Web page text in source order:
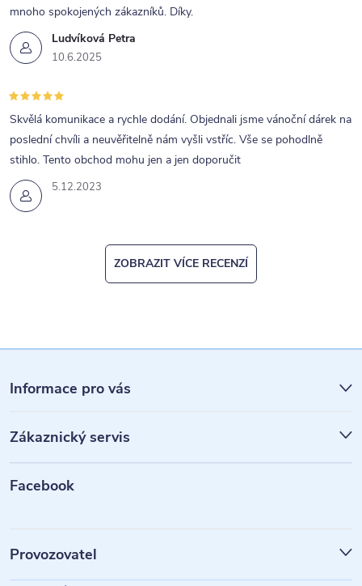
Ludvíková Petra
10.6.2025
mnoho spokojených zákazníků. Díky.
5.12.2023
Skvělá komunikace a rychle dodání. Objednali jsme vánoční dárek na
poslední chvíli a neuvěřitelně nám vyšli vstříc. Vše se pohodlně
stihlo. Tento obchod mohu jen a jen doporučit
ZOBRAZIT VÍCE RECENZÍ
á
p
a
Informace pro vás
Zákaznický servis
Facebook
Provozovatel